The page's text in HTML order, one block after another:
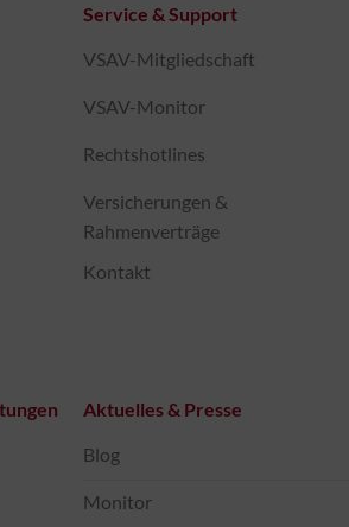
Service & Support
VSAV-Mitgliedschaft
VSAV-Monitor
Rechtshotlines
Versicherungen &
Rahmenverträge
Kontakt
Aktuelles & Presse
Blog
Monitor